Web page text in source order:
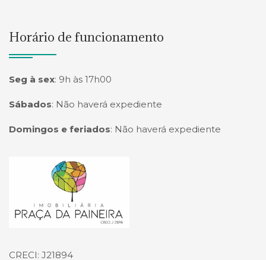
Horário de funcionamento
Seg à sex: 9h às 17h00
Sábados: Não haverá expediente
Domingos e feriados: Não haverá expediente
Página inicial
CRECI: J21894